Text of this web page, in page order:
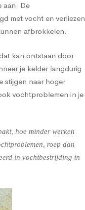
aan. De
met vocht en verliezen
afbrokkelen.
kan ontstaan door
je kelder langdurig
stijgen naar hoger
vochtproblemen in je
hoe minder werken
roep dan
in vochtbestrijding in